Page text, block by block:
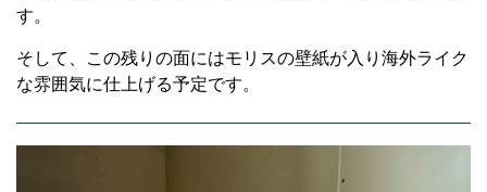
す。
そして、この残りの面にはモリスの壁紙が入り海外ライク
な雰囲気に仕上げる予定です。